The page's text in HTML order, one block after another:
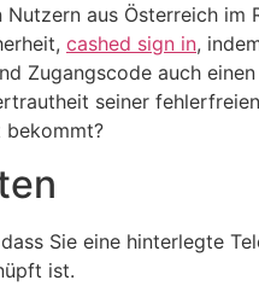
aus Österreich
cashed sign in,
Zugangscode auch
seiner
bekommt?
Sie eine hinterlegte
ist.